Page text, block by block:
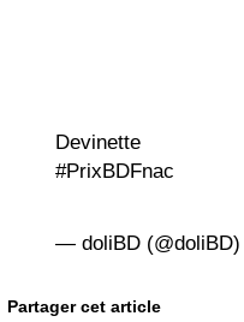
#PrixBDFnac
— doliBD (@doliBD)
Partager cet article